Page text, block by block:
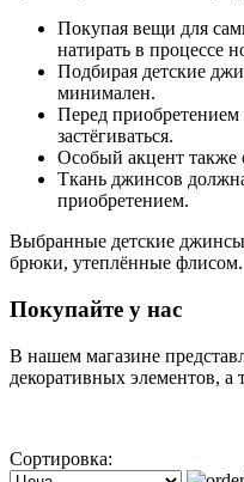
Покупая вещи для
натирать в процессе
Подбирая детские
минимален.
Перед
застёгиваться.
Особый акцент также
Ткань джинсов
приобретением.
Выбранные детские джинсы
брюки, утеплённые флисом.
Покупайте у нас
В нашем магазине
декоративных элементов,
Сортировка: